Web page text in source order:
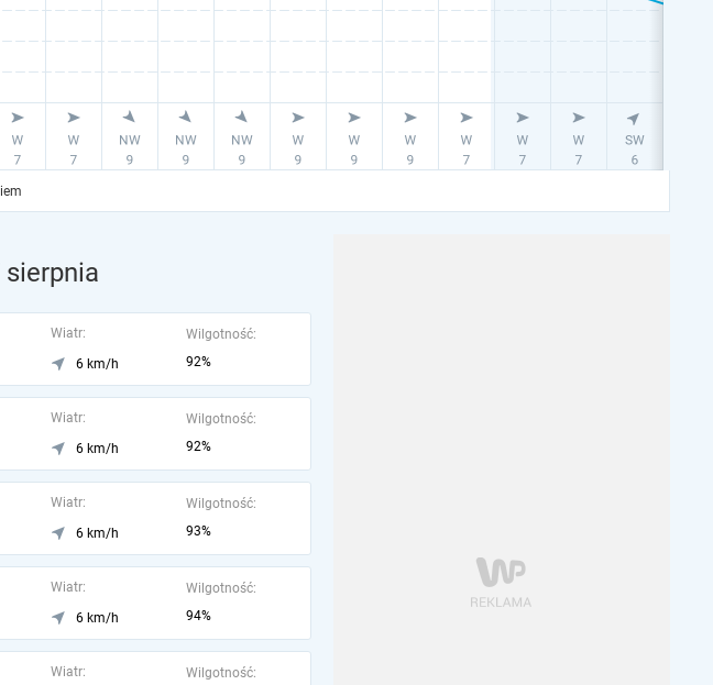
Wiatr:
6 km/h
Wilgotność:
92%
Wiatr:
6 km/h
Wilgotność:
92%
Wiatr:
6 km/h
Wilgotność:
93%
Wiatr:
6 km/h
Wilgotność:
94%
Wiatr:
Wilgotność: